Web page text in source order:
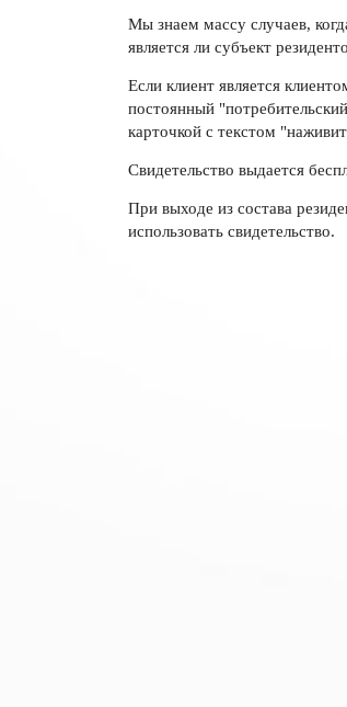
Мы знаем массу случаев,
является ли субъект
Если клиент является
постоянный
карточкой с текстом
Свидетельство выдается
При выходе из состава
использовать свидетельство.